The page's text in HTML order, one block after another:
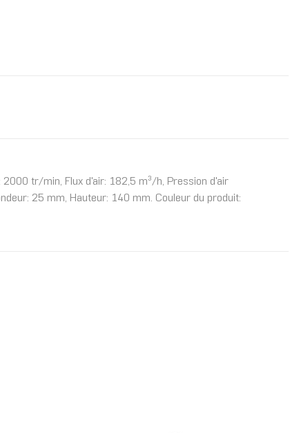
tr/min, Flux d'air: 182,5 m³/h, Pression d'air
25 mm, Hauteur: 140 mm. Couleur du produit: